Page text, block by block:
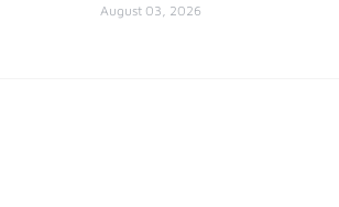
August 03, 2026